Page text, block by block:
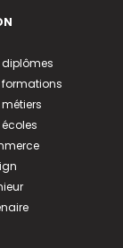
diplômes
formations